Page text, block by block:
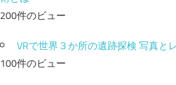
200件のビュー
VRで世界３か所の遺跡探検 写真と
100件のビュー